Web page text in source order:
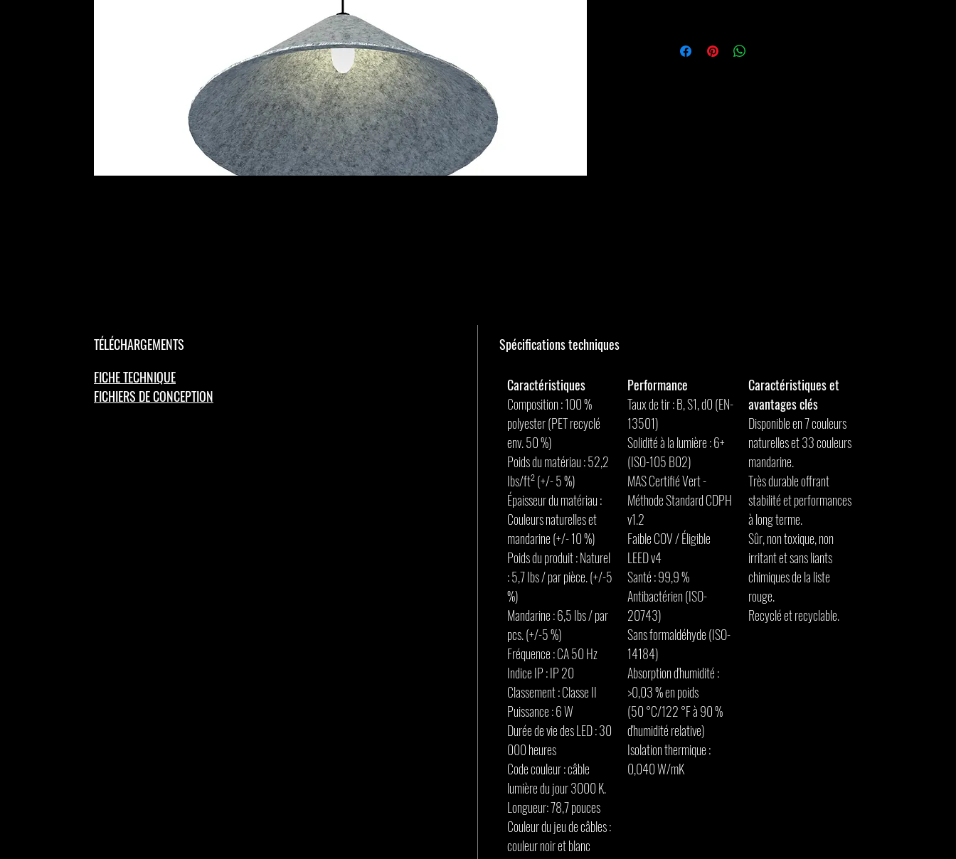
TÉLÉCHARGEMENTS
FICHE TECHNIQUE
FICHIERS DE CONCEPTION
Spécifications techniques
Caractéristiques
Composition : 100 %
polyester (PET recyclé
env. 50 %)
Poids du matériau : 52,2
Ibs/ft² (+/- 5 %)
Épaisseur du matériau :
Couleurs naturelles et
mandarine (+/- 10 %)
Poids du produit : Naturel
: 5,7 Ibs / par pièce. (+/-5
%)
Mandarine : 6,5 Ibs / par
pcs. (+/-5 %)
Fréquence : CA 50 Hz
Indice IP : IP 20
Classement : Classe II
Puissance : 6 W
Durée de vie des LED : 30
000 heures
Code couleur : câble
lumière du jour 3000 K.
Longueur: 78,7 pouces
Couleur du jeu de câbles :
couleur noir et blanc
Performance
Taux de tir : B, S1, d0 (EN-
13501)
Solidité à la lumière : 6+
(ISO-105 B02)
MAS Certifié Vert -
Méthode Standard CDPH
v1.2
Faible COV / Éligible
LEED v4
Santé : 99,9 %
Antibactérien (ISO-
20743)
Sans formaldéhyde (ISO-
14184)
Absorption d'humidité :
>0,03 % en poids
(50 °C/122 °F à 90 %
d'humidité relative)
Isolation thermique :
0,040 W/mK
Caractéristiques et
avantages clés
Disponible en 7 couleurs
naturelles et 33 couleurs
mandarine.
Très durable offrant
stabilité et performances
à long terme.
Sûr, non toxique, non
irritant et sans liants
chimiques de la liste
rouge.
Recyclé et recyclable.